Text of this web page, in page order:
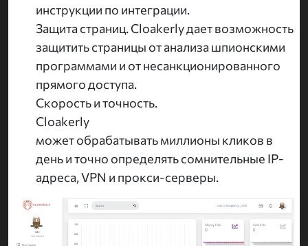
инструкции по интеграции.
Защита страниц. Cloakerly дает возможность
защитить страницы от анализа шпионскими
программами и от несанкционированного
прямого доступа.
Скорость и точность.
Cloakerly
может обрабатывать миллионы кликов в
день и точно определять сомнительные IP-
адреса, VPN и прокси-серверы.